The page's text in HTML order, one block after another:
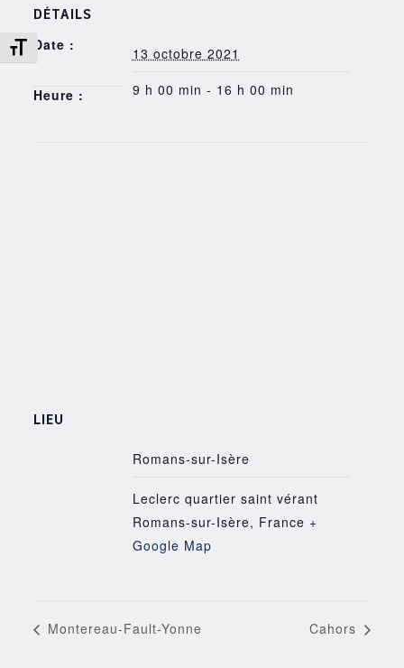
Changer la taille de la police
DÉTAILS
Date : 13 octobre 2021
Heure : 9 h 00 min - 16 h 00 min
LIEU
Romans-sur-Isère
Leclerc quartier saint vérant
Romans-sur-Isère, France +
Google Map
Montereau-Fault-Yonne Cahors